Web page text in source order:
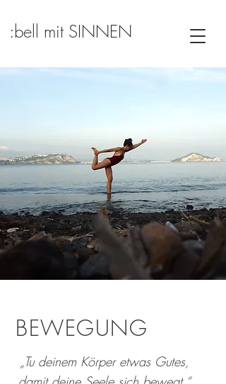
:bell mit SINNEN
BEWEGUNG
„Tu deinem Körper etwas Gutes,